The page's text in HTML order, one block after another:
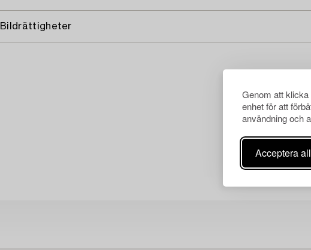
Genom att
enhet för att
användning och
Acceptera
Bildrättigheter